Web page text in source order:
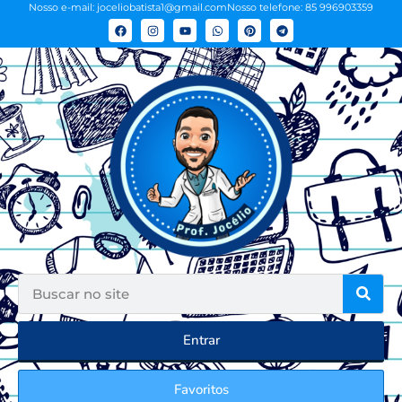
Nosso e-mail: joceliobatista1@gmail.comNosso telefone: 85 996903359
Entrar
Favoritos